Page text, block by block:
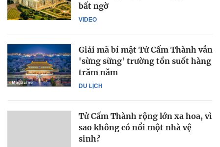
VIDEO
bất ngờ
DU LỊCH
Giải mã bí mật Tử Cấm Thành vẫn
'sừng sững' trường tồn suốt hàng
trăm năm
Tử Cấm Thành rộng lớn xa hoa, vì
sao không có nổi một nhà vệ
sinh?